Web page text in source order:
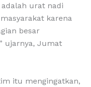
urat nadi
karena
besar
ujarnya, Jumat
itu mengingatkan,